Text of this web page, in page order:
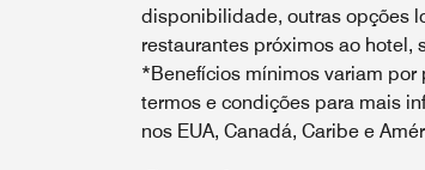
disponibilidade, outras opções
restaurantes próximos ao hotel,
*Benefícios mínimos variam
termos e condições para mais
nos EUA, Canadá, Caribe e